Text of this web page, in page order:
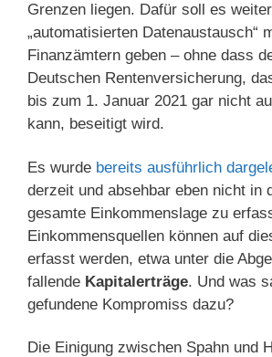
Grenzen liegen. Dafür soll es
„automatisierten Datenaustausch“
Finanzämtern geben – ohne dass
Deutschen Rentenversicherung,
bis zum 1. Januar 2021 gar nicht
kann, beseitigt wird.
Es wurde bereits ausführlich
derzeit und absehbar eben nicht in
gesamte Einkommenslage zu
Einkommensquellen können auf
erfasst werden, etwa unter die
fallende Kapitalerträge. Und was
gefundene Kompromiss dazu?
Die Einigung zwischen Spahn und